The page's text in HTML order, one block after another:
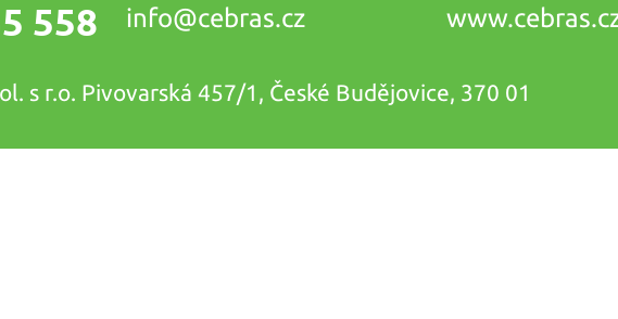
558 info@cebras.cz
s r.o. Pivovarská 457/1, České Budějovice, 370 01